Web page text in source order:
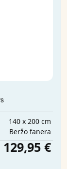
140 x 200 cm
Beržo fanera
129,95 €